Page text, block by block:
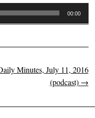
00:00
Minutes, July 11, 2016
(podcast) →